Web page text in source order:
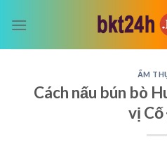
ẨM
Cách nấu bún bò
vị